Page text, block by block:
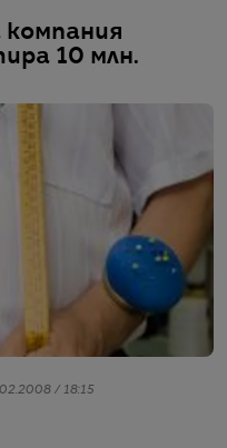
компания
10 млн.
/ 18:15